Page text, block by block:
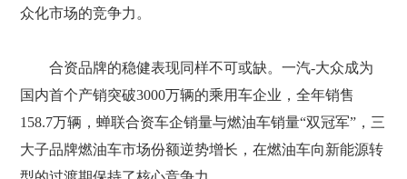
众化市场的竞争力。
合资品牌的稳健表现同样不可或缺。一汽-大众成为
国内首个产销突破3000万辆的乘用车企业，全年销售
158.7万辆，蝉联合资车企销量与燃油车销量“双冠军”，三
大子品牌燃油车市场份额逆势增长，在燃油车向新能源转